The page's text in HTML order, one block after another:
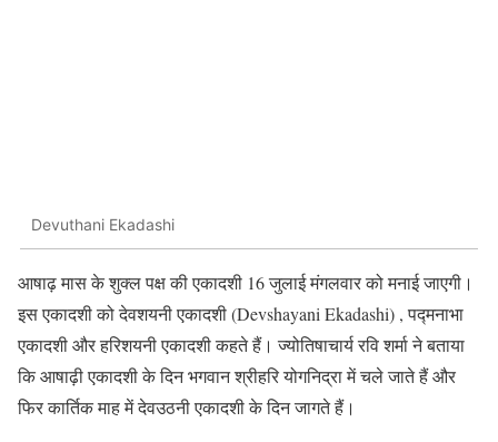
Devuthani Ekadashi
आषाढ़ मास के शुक्ल पक्ष की एकादशी 16 जुलाई मंगलवार को मनाई जाएगी।
इस एकादशी को देवशयनी एकादशी (Devshayani Ekadashi) , पद्मनाभा
एकादशी और हरिशयनी एकादशी कहते हैं। ज्योतिषाचार्य रवि शर्मा ने बताया
कि आषाढ़ी एकादशी के दिन भगवान श्रीहरि योगनिद्रा में चले जाते हैं और
फिर कार्तिक माह में देवउठनी एकादशी के दिन जागते हैं।